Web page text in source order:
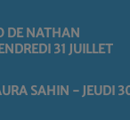
DE NATHAN
31 JUILLET
SAHIN - JEUDI